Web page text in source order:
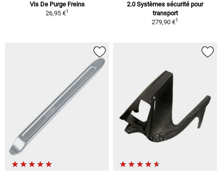
Vis De Purge Freins
26,95 €1
2.0 Systèmes sécurité pour
transport
279,90 €1